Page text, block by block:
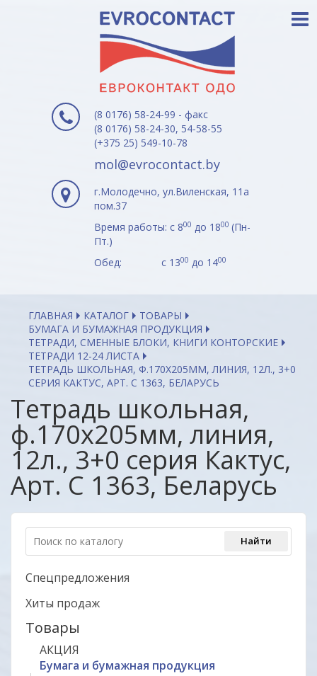
(8 0176) 58-24-99 - факс
(8 0176) 58-24-30, 54-58-55
(+375 25) 549-10-78
mol@evrocontact.by
г.Молодечно, ул.Виленская, 11а
пом.37
Время работы: с 800 до 1800 (Пн-
Пт.)
Обед: с 1300 до 1400
ГЛАВНАЯ КАТАЛОГ
ТОВАРЫ
БУМАГА И БУМАЖНАЯ ПРОДУКЦИЯ
ТЕТРАДИ, СМЕННЫЕ БЛОКИ, КНИГИ КОНТОРСКИЕ
ТЕТРАДИ 12-24 ЛИСТА
ТЕТРАДЬ ШКОЛЬНАЯ, Ф.170Х205ММ, ЛИНИЯ, 12Л., 3+0
СЕРИЯ КАКТУС, АРТ. С 1363, БЕЛАРУСЬ
Тетрадь школьная,
ф.170х205мм, линия,
12л., 3+0 серия Кактус,
Арт. С 1363, Беларусь
Спецпредложения
Хиты продаж
Товары
АКЦИЯ
Бумага и бумажная продукция